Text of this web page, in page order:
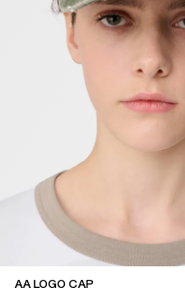
AA LOGO CAP